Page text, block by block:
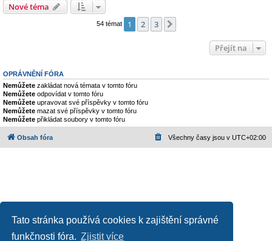
Tato stránka používá cookies k zajištění správné
funkčnosti fóra. Zjistit více
Nové téma
54 témat 1 2 3
Přejít na
OPRÁVNĚNÍ FÓRA
Nemůžete zakládat nová témata v tomto fóru
Nemůžete odpovídat v tomto fóru
Nemůžete upravovat své příspěvky v tomto fóru
Nemůžete mazat své příspěvky v tomto fóru
Nemůžete přikládat soubory v tomto fóru
Obsah fóra Všechny časy jsou v UTC+02:00
Založeno naphpBB® Forum Software © phpBB Limited